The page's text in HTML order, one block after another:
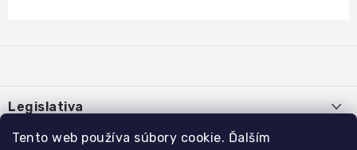
Tento web používa súbory cookie. Ďalším
ä
t
Legislativa
Používanie súborov cookies